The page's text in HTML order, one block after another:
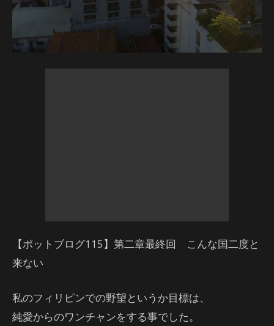
【ポットブログ115】第二章最終回 こんな国二度と
来ない
私のフィリピンでの野望というか目標は、
純愛からのワンチャンをする事でした。